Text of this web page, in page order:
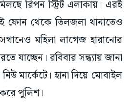
রিপন স্ট্রিট এলাকায়। এরই
থেকে তিলজলা থানাতেও
মহিলা লাগেজ হারানোর
যাচ্ছেন। রবিবার সন্ধ্যায় জানা
মার্কেটে। হানা দিয়ে মোবাইল
করে পুলিশ।